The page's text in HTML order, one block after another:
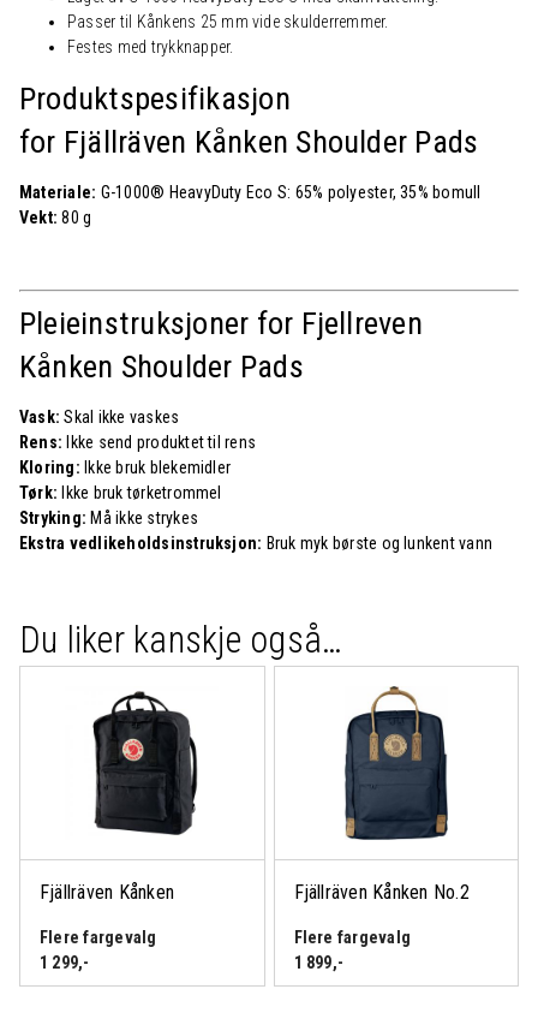
Passer til Kånkens 25 mm vide skulderremmer.
Festes med trykknapper.
Produktspesifikasjon
for Fjällräven Kånken Shoulder Pads
Materiale: G-1000® HeavyDuty Eco S: 65% polyester, 35% bomull
Vekt:80 g
Pleieinstruksjoner for Fjellreven
Kånken Shoulder Pads
Vask:Skal ikke vaskes
Rens:
Ikke send produktet til rens
Kloring: Ikke bruk blekemidler
Tørk:
Ikke bruk tørketrommel
Stryking: Må ikke strykes
Ekstra vedlikeholdsinstruksjon: Bruk myk børste og lunkent vann
Du liker kanskje også…
Fjällräven Kånken
Flere fargevalg
1 299,-
Fjällräven Kånken No.2
Flere fargevalg
1 899,-